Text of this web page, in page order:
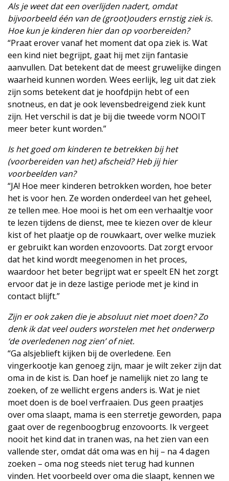
Als je weet dat een overlijden nadert, omdat
bijvoorbeeld één van de (groot)ouders ernstig ziek is.
Hoe kun je kinderen hier dan op voorbereiden?
“Praat erover vanaf het moment dat opa ziek is. Wat
een kind niet begrijpt, gaat hij met zijn fantasie
aanvullen. Dat betekent dat de meest gruwelijke dingen
waarheid kunnen worden. Wees eerlijk, leg uit dat ziek
zijn soms betekent dat je hoofdpijn hebt of een
snotneus, en dat je ook levensbedreigend ziek kunt
zijn. Het verschil is dat je bij die tweede vorm NOOIT
meer beter kunt worden.”
Is het goed om kinderen te betrekken bij het
(voorbereiden van het) afscheid? Heb jij hier
voorbeelden van?
“JA! Hoe meer kinderen betrokken worden, hoe beter
het is voor hen. Ze worden onderdeel van het geheel,
ze tellen mee. Hoe mooi is het om een verhaaltje voor
te lezen tijdens de dienst, mee te kiezen over de kleur
kist of het plaatje op de rouwkaart, over welke muziek
er gebruikt kan worden enzovoorts. Dat zorgt ervoor
dat het kind wordt meegenomen in het proces,
waardoor het beter begrijpt wat er speelt EN het zorgt
ervoor dat je in deze lastige periode met je kind in
contact blijft.”
Zijn er ook zaken die je absoluut niet moet doen? Zo
denk ik dat veel ouders worstelen met het onderwerp
‘de overledenen nog zien’ of niet.
“Ga alsjeblieft kijken bij de overledene. Een
vingerkootje kan genoeg zijn, maar je wilt zeker zijn dat
oma in de kist is. Dan hoef je namelijk niet zo lang te
zoeken, of ze wellicht ergens anders is. Wat je niet
moet doen is de boel verfraaien. Dus geen praatjes
over oma slaapt, mama is een sterretje geworden, papa
gaat over de regenboogbrug enzovoorts. Ik vergeet
nooit het kind dat in tranen was, na het zien van een
vallende ster, omdat dát oma was en hij – na 4 dagen
zoeken – oma nog steeds niet terug had kunnen
vinden. Het voorbeeld over oma die slaapt, kennen we